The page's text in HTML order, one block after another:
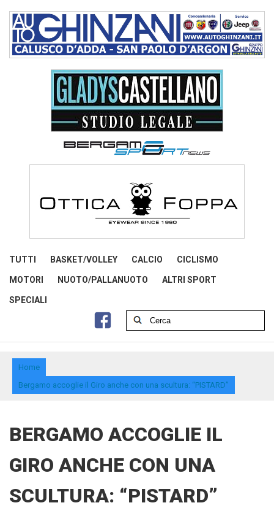
TUTTI BASKET/VOLLEY CALCIO CICLISMO
MOTORI NUOTO/PALLANUOTO ALTRI SPORT
SPECIALI
Home
Bergamo accoglie il Giro anche con una scultura: “PISTARD”
BERGAMO ACCOGLIE IL
GIRO ANCHE CON UNA
SCULTURA: “PISTARD”